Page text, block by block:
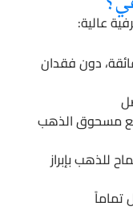
عالية:
دون فقدان
مع مسحوق الذهب
للذهب بإبراز
تماماً